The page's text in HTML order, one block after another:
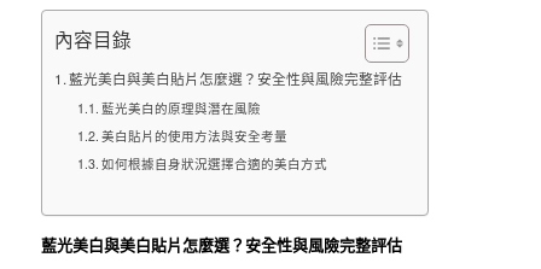
內容目錄
藍光美白與美白貼片怎麼選？安全性與風險完整評估
藍光美白的原理與潛在風險
美白貼片的使用方法與安全考量
如何根據自身狀況選擇合適的美白方式
藍光美白與美白貼片怎麼選？安全性與風險完整評估